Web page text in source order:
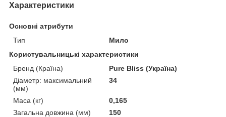
Характеристики
Основні атрибути
Тип
Мило
Користувальницькі характеристики
Бренд (Країна)
Pure Bliss (Україна)
Діаметр: максимальний
(мм)
34
Маса (кг)
0,165
Загальна довжина (мм)
150